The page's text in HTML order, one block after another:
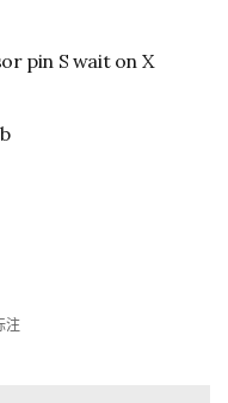
pin S wait on X
注